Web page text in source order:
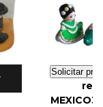
Solicitar
ref.: